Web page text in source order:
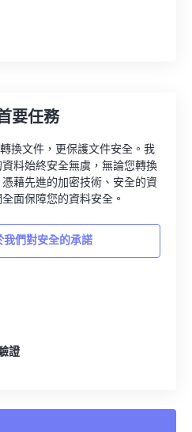
要任務
換文件，更保護文件安全。我
料始終安全無虞，無論您轉換
藉先進的加密技術、安全的資
面保障您的資料安全。
我們對安全的承諾
證